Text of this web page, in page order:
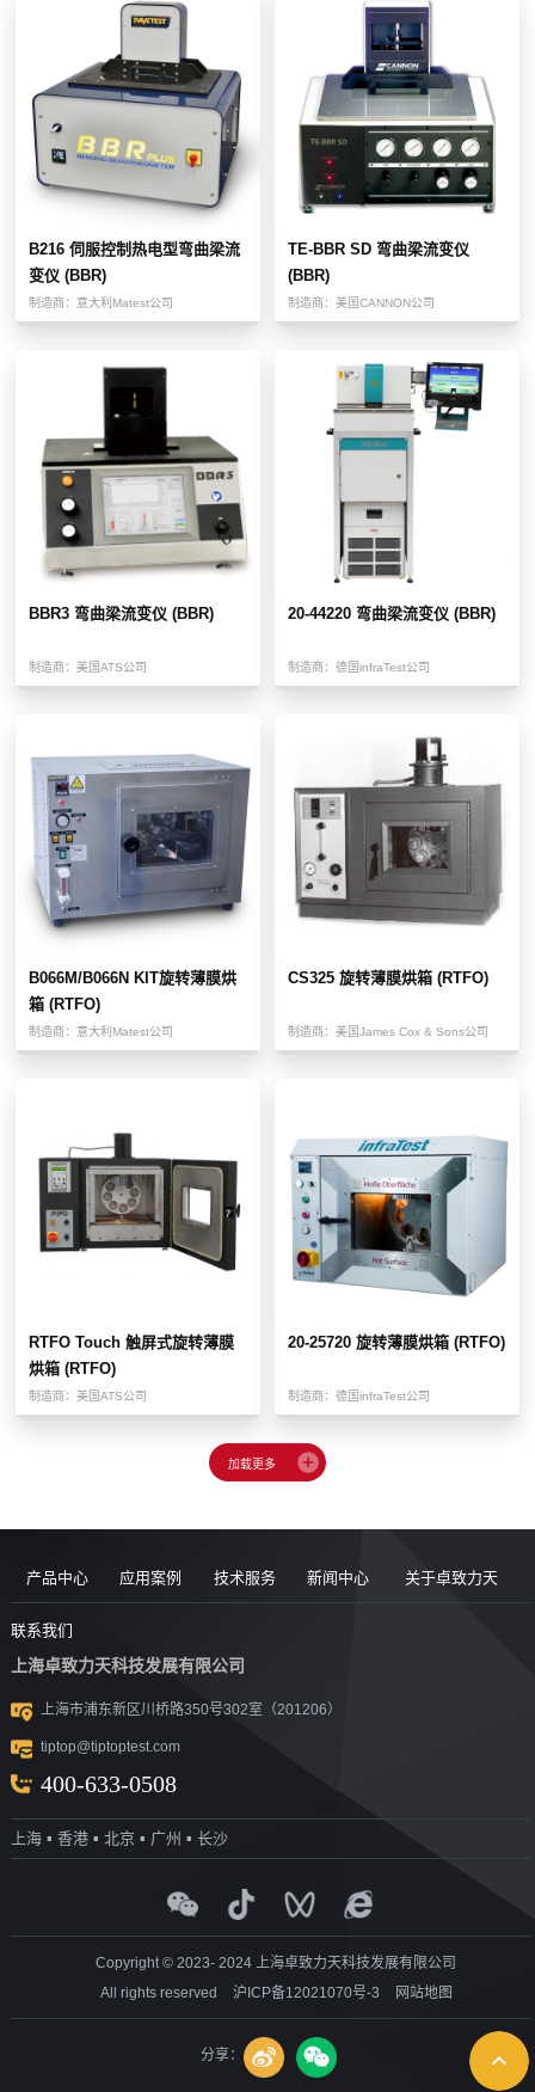
B216 伺服控制热电型弯曲梁流
变仪 (BBR)
制造商： 意大利Matest公司
TE-BBR SD 弯曲梁流变仪
(BBR)
制造商： 美国CANNON公司
BBR3 弯曲梁流变仪 (BBR)
制造商： 美国ATS公司
20-44220 弯曲梁流变仪 (BBR)
制造商： 德国infraTest公司
B066M/B066N KIT旋转薄膜烘
箱 (RTFO)
制造商： 意大利Matest公司
CS325 旋转薄膜烘箱 (RTFO)
制造商： 美国James Cox & Sons公司
RTFO Touch 触屏式旋转薄膜
烘箱 (RTFO)
制造商： 美国ATS公司
20-25720 旋转薄膜烘箱 (RTFO)
制造商： 德国infraTest公司
产品中心
道路现场检
测设备
沥青/沥青胶
结料测试设
沥青混合料
土力学测试
设备
岩石力学测
试设备
集料/水泥/混
应用案例
视频
技术服务
团队风采
UTM升级
技术答疑
新闻中心 关于卓致力天
合作伙伴
联系我们
上海卓致力天科技发展有限公司
上海市浦东新区川桥路350号302室（201206）
tiptop@tiptoptest.com
400-633-0508
上海 ▪ 香港 ▪ 北京 ▪ 广州 ▪ 长沙
Copyright © 2023- 2024 上海卓致力天科技发展有限公司
All rights reserved
沪ICP备12021070号-3 网站地图
分享：